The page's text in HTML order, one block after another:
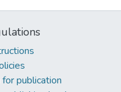
publication